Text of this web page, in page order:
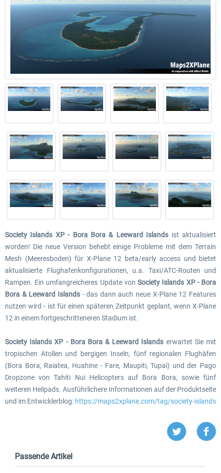
Society Islands XP - Bora Bora & Leeward Islands ist aktualisiert
worden! Die neue Version behebt einige Probleme mit dem Terrain
Mesh (Meeresboden) für X-Plane 12 beta/early access und bietet
aktualisierte Flughafenkonfigurationen, u.a. Taxi/ATC-Routen und
Rampen. Ein umfangreicheres Update vonSociety Islands XP - Bora
Bora & Leeward Islands- das dann auch neue X-Plane 12 Features
nutzen wird - ist für einen späteren Zeitpunkt geplant, wenn X-Plane
12 in einem fortgeschritteneren Stadium ist.
Society Islands XP - Bora Bora & Leeward Islands erwartet Sie mit
tropischen Atollen und bergigen Inseln, fünf regionalen Flughäfen
(Bora Bora, Raiatea, Huahine - Fare, Maupiti, Tupai) und der Pago
Dropzone von Tahiti Nui Helicopters auf Bora Bora, sowie fünf
weiteren Helipads. Ausführlichere Informationen auf der Produktseite
und im Entwicklerblog: https://maps2xplane.com/tag/society-islands
Passende Artikel